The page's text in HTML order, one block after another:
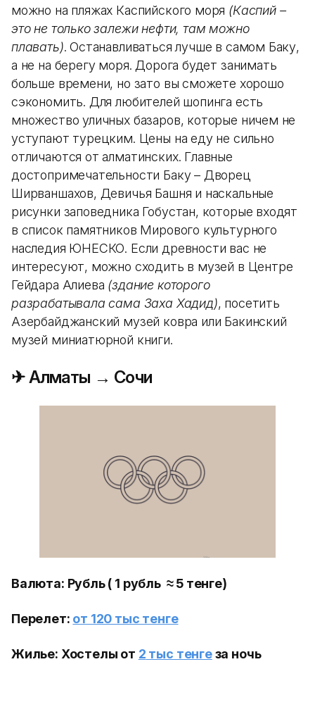
можно на пляжах Каспийского моря (Каспий –
это не только залежи нефти, там можно
плавать). Останавливаться лучше в самом Баку,
а не на берегу моря. Дорога будет занимать
больше времени, но зато вы сможете хорошо
сэкономить. Для любителей шопинга есть
множество уличных базаров, которые ничем не
уступают турецким. Цены на еду не сильно
отличаются от алматинских. Главные
достопримечательности Баку – Дворец
Ширваншахов, Девичья Башня и наскальные
рисунки заповедника Гобустан, которые входят
в список памятников Мирового культурного
наследия ЮНЕСКО. Если древности вас не
интересуют, можно сходить в музей в Центре
Гейдара Алиева (здание которого
разрабатывала сама Заха Хадид), посетить
Азербайджанский музей ковра или Бакинский
музей миниатюрной книги.
✈ Алматы → Сочи
Валюта: Рубль ( 1 рубль ≈ 5 тенге)
Перелет: от 120 тыс тенге
Жилье: Хостелы от 2 тыс тенгеза ночь